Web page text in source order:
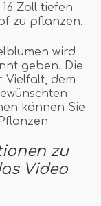
Zoll tiefen
zu pflanzen.
wird
geben. Die
Vielfalt, dem
können Sie
zu
Video